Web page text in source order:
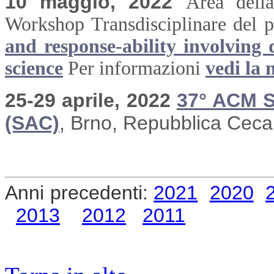
Workshop Transdisciplinare del
and response-ability
science Per informazioni vedi la
25-29 aprile, 2022 37° ACM
(SAC), Brno, Repubblica Ceca
Anni precedenti: 2021 2020
2013
2012 2011